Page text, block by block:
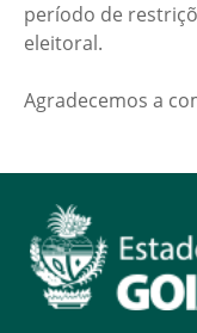
período de
eleitoral.
Agradecemos a